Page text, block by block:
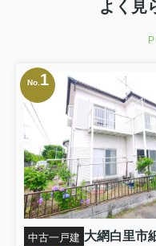
よく見
No. 1
中古一戸建